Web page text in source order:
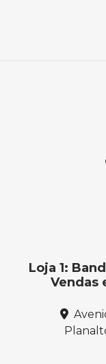
Loja 1:
Vendas